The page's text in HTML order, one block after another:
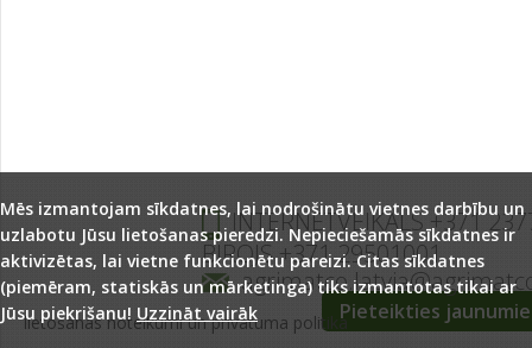
Pieteikties
INTERNETVEIKALS +371
BIROJS +371 29501001
lietošanas noteikumi un privātuma politika
Mēs izmantojam sīkdatnes, lai nodrošinātu vietnes darbību un
uzlabotu Jūsu lietošanas pieredzi. Nepieciešamās sīkdatnes ir
aktivizētas, lai vietne funkcionētu pareizi. Citas sīkdatnes
(piemēram, statiskās un mārketinga) tiks izmantotas tikai ar
Jūsu piekrišanu! Uzzināt vairāk